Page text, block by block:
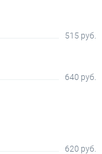
515 руб.
640 руб.
620 руб.